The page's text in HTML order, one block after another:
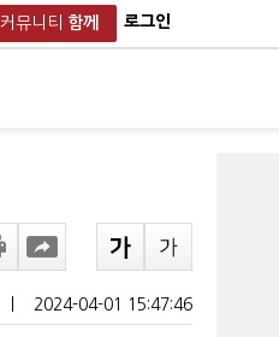
커뮤니티 함께 로그인
2024-04-01 15:47:46